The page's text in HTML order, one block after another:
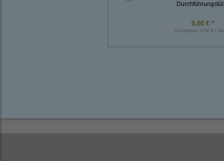
0,80 € *
Grundpreis: 0,80 € /